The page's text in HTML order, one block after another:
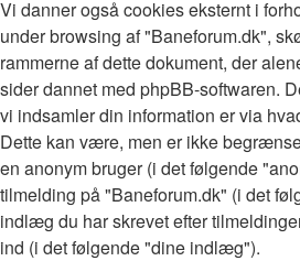
Vi danner også cookies eksternt i
under browsing af "Baneforum.dk",
rammerne af dette dokument, der
sider dannet med phpBB-softwaren.
vi indsamler din information er via
Dette kan være, men er ikke
en anonym bruger (i det følgende
tilmelding på "Baneforum.dk" (i det
indlæg du har skrevet efter
ind (i det følgende "dine indlæg").